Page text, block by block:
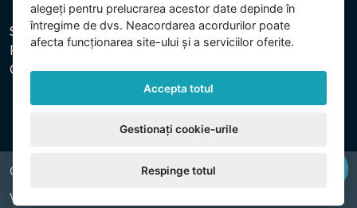
Societatea este înregistrată la Tribunalul Municipal din
Praga, secția C, dosar 74759. CUI: 26150808, CIF:
CZ26150808.
Copyright © 2026 INTEX TRADING s.r.o. All rights reserved.
Web by
alegeți pentru prelucrarea acestor date depinde în
întregime de dvs. Neacordarea acordurilor poate
afecta funcționarea site-ului și a serviciilor oferite.
Accepta totul
Gestionați cookie-urile
Respinge totul